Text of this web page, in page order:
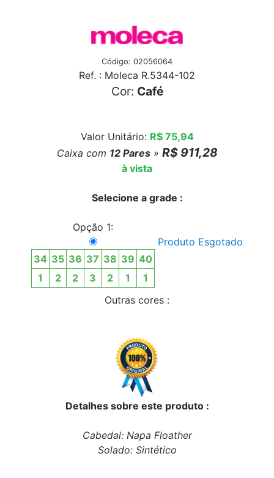
Código: 02056064
Ref. : Moleca R.5344-102
Cor: Café
Valor Unitário: R$ 75,94
Caixa com 12Pares» R$ 911,28
à vista
Selecione a grade :
Opção 1:
34 35 36 37 38 39 40
1
2 2 3 2 1 1
Produto Esgotado
Outras cores :
Detalhes sobre este produto :
Cabedal: Napa Floather
Solado: Sintético